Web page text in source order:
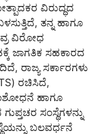
ವಿರುದ್ಧದ
ತನ್ನ ಹಾಗೂ
ವಿರೋಧ
ಜಾಗತಿಕ ಸಹಕಾರದ
ರಾಜ್ಯ ಸರ್ಕಾರಗಳು
ರಚಿಸಿದೆ,
ಹಾಗೂ
ಸಂಸ್ಥೆಗಳನ್ನು
ಬಲವರ್ಧನೆ